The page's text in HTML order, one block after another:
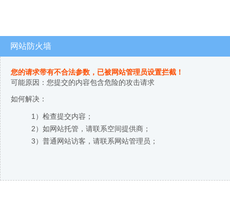
网站防火墙
您的请求带有不合法参数，已被网站管理员设置拦截！
可能原因：您提交的内容包含危险的攻击请求
如何解决：
1）检查提交内容；
2）如网站托管，请联系空间提供商；
3）普通网站访客，请联系网站管理员；